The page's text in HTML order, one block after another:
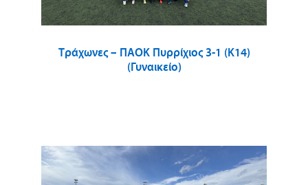
Τράχωνες – ΠΑΟΚ Πυρρίχιος 3-1 (Κ14)
(Γυναικείο)